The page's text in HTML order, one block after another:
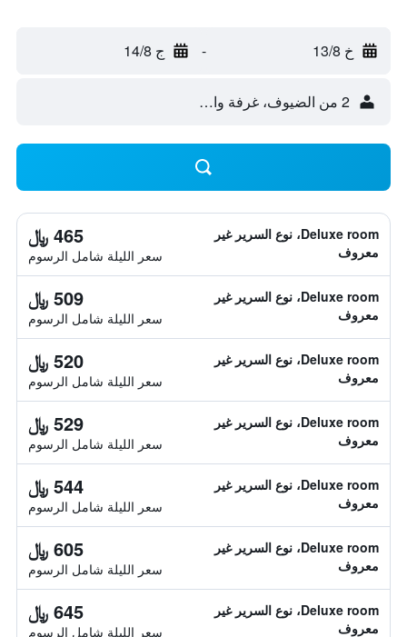
خ 13/8 - ج 14/8
2 من الضيوف، غرفة واحدة
Deluxe room، نوع السرير غير
معروف
465 ﷼
سعر الليلة شامل الرسوم
Deluxe room، نوع السرير غير
معروف
509 ﷼
سعر الليلة شامل الرسوم
Deluxe room، نوع السرير غير
معروف
520 ﷼
سعر الليلة شامل الرسوم
Deluxe room، نوع السرير غير
معروف
529 ﷼
سعر الليلة شامل الرسوم
Deluxe room، نوع السرير غير
معروف
544 ﷼
سعر الليلة شامل الرسوم
Deluxe room، نوع السرير غير
معروف
605 ﷼
سعر الليلة شامل الرسوم
Deluxe room، نوع السرير غير
معروف
645 ﷼
سعر الليلة شامل الرسوم